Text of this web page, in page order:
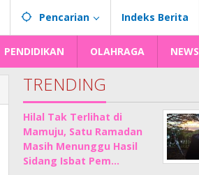
Pencarian Indeks Berita
PENDIDIKAN OLAHRAGA NEWS
TRENDING
Hilal Tak Terlihat di
Mamuju, Satu Ramadan
Masih Menunggu Hasil
Sidang Isbat Pem…